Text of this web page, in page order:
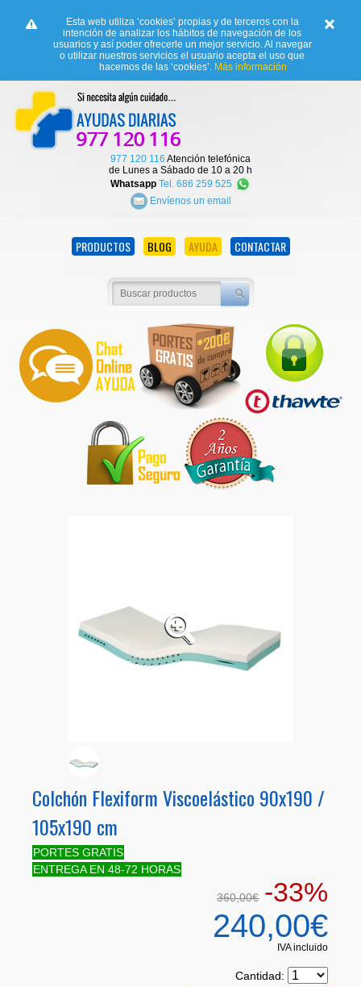
Esta web utiliza ‘cookies’ propias y de terceros con la
intención de analizar los hábitos de navegación de los
usuarios y así poder ofrecerle un mejor servicio. Al navegar
o utilizar nuestros servicios el usuario acepta el uso que
hacemos de las ‘cookies’. Más información
977 120 116 Atención telefónica
de Lunes a Sábado de 10 a 20 h
Whatsapp Tel. 686 259 525
Envíenos un email
PRODUCTOS BLOG AYUDA CONTACTAR
Colchón Flexiform Viscoelástico 90x190 /
105x190 cm
PORTES GRATIS
ENTREGA EN 48-72 HORAS
360,00€ -33%
240,00€
IVA incluido
Cantidad: